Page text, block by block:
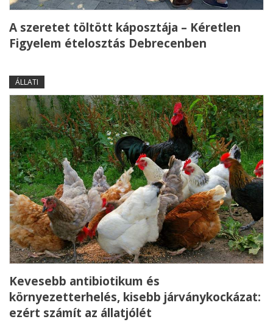
A szeretet töltött káposztája – Kéretlen
Figyelem ételosztás Debrecenben
ÁLLATI
Kevesebb antibiotikum és
környezetterhelés, kisebb járványkockázat:
ezért számít az állatjólét